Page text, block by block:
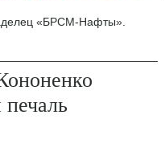
«БРСМ-Нафты».
печаль